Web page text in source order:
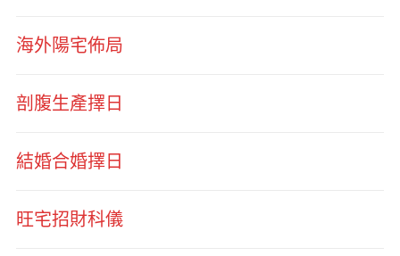
海外陽宅佈局
剖腹生產擇日
結婚合婚擇日
旺宅招財科儀